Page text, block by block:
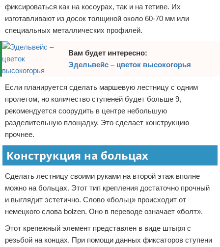
фиксироваться как на косоурах, так и на тетиве. Их
изготавливают из досок толщиной около 60-70 мм или
специальных металлических профилей.
Вам будет интересно:
Эдельвейс – цветок высокогорья
Если планируется сделать маршевую лестницу с одним
пролетом, но количество ступеней будет больше 9,
рекомендуется соорудить в центре небольшую
разделительную площадку. Это сделает конструкцию
прочнее.
Конструкция на больцах
Сделать лестницу своими руками на второй этаж вполне
можно на больцах. Этот тип крепления достаточно прочный
и выглядит эстетично. Слово «больц» происходит от
немецкого слова bolzen. Оно в переводе означает «болт».
Этот крепежный элемент представлен в виде штыря с
резьбой на концах. При помощи данных фиксаторов ступени